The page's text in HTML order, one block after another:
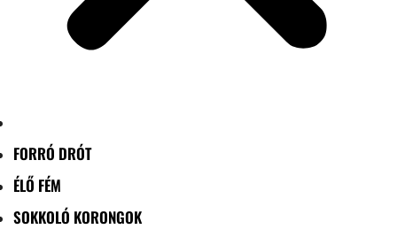
FORRÓ DRÓT
ÉLŐ FÉM
SOKKOLÓ KORONGOK